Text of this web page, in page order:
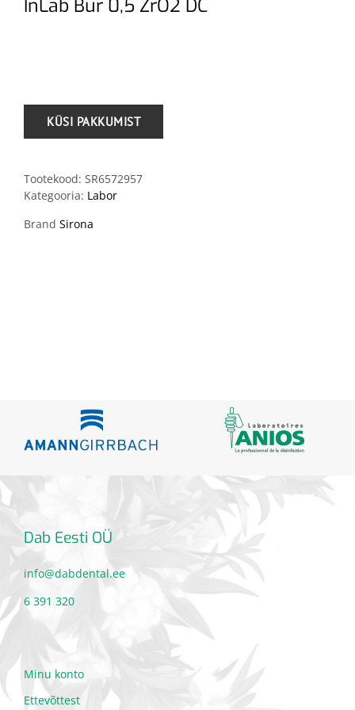
InLab Bur 0,5 ZrO2 DC
Tootekood: SR6572957
Kategooria: Labor
Brand Sirona
Dab Eesti OÜ
info@dabdental.ee
6 391 320
Minu konto
Ettevõttest